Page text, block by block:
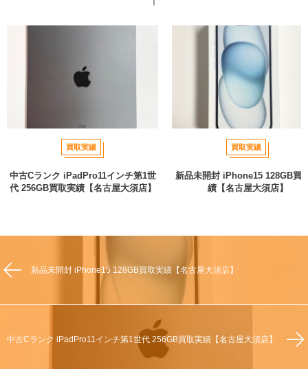
買取実績
中古Cランク iPadPro11インチ第1世
代 256GB買取実績【名古屋大須店】
買取実績
新品未開封 iPhone15 128GB買
績【名古屋大須店】
新品未開封 iPhone15 128GB買取実績【名古屋大須店】
中古Cランク iPadPro11インチ第1世代 256GB買取実績【名古屋大須店】